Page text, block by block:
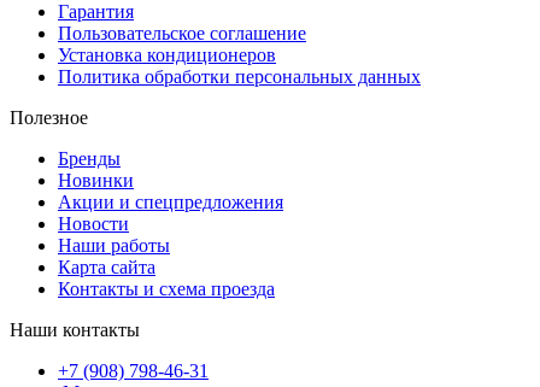
Гарантия
Пользовательское соглашение
Установка кондиционеров
Политика обработки персональных данных
Полезное
Бренды
Новинки
Акции и спецпредложения
Новости
Наши работы
Карта сайта
Контакты и схема проезда
Наши контакты
+7 (908) 798-46-31